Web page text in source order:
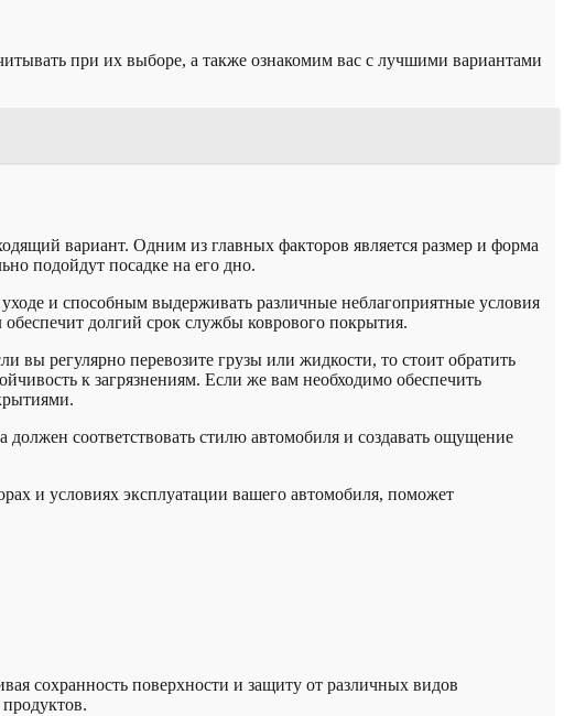
при их выборе, а также ознакомим вас с лучшими вариантами
вариант. Одним из главных факторов является размер и форма
подойдут посадке на его дно.
и способным выдерживать различные неблагоприятные условия
долгий срок службы коврового покрытия.
вы регулярно перевозите грузы или жидкости, то стоит обратить
к загрязнениям. Если же вам необходимо обеспечить
соответствовать стилю автомобиля и создавать ощущение
и условиях эксплуатации вашего автомобиля, поможет
сохранность поверхности и защиту от различных видов